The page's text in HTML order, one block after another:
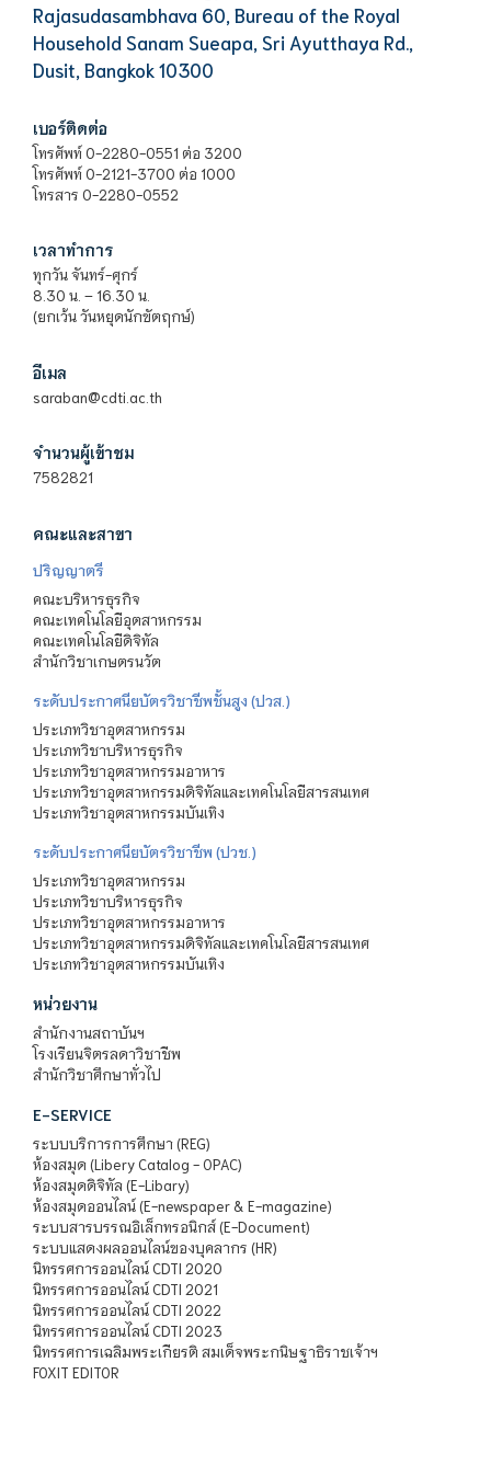
Rajasudasambhava 60, Bureau of the Royal
Household Sanam Sueapa, Sri Ayutthaya Rd.,
Dusit, Bangkok 10300
เบอร์ติดต่อ
โทรศัพท์ 0-2280-0551 ต่อ 3200
โทรศัพท์ 0-2121-3700 ต่อ 1000
โทรสาร 0-2280-0552
เวลาทำการ
ทุกวัน จันทร์-ศุกร์
8.30 น. – 16.30 น.
(ยกเว้น วันหยุดนักขัตฤกษ์)
อีเมล
saraban@cdti.ac.th
จำนวนผู้เข้าชม
7582821
คณะและสาขา
ปริญญาตรี
คณะบริหารธุรกิจ
คณะเทคโนโลยีอุตสาหกรรม
คณะเทคโนโลยีดิจิทัล
สำนักวิชาเกษตรนวัต
ระดับประกาศนียบัตรวิชาชีพชั้นสูง (ปวส.)
ประเภทวิชาอุตสาหกรรม
ประเภทวิชาบริหารธุรกิจ
ประเภทวิชาอุตสาหกรรมอาหาร
ประเภทวิชาอุตสาหกรรมดิจิทัลและเทคโนโลยีสารสนเทศ
ประเภทวิชาอุตสาหกรรมบันเทิง
ระดับประกาศนียบัตรวิชาชีพ (ปวช.)
ประเภทวิชาอุตสาหกรรม
ประเภทวิชาบริหารธุรกิจ
ประเภทวิชาอุตสาหกรรมอาหาร
ประเภทวิชาอุตสาหกรรมดิจิทัลและเทคโนโลยีสารสนเทศ
ประเภทวิชาอุตสาหกรรมบันเทิง
หน่วยงาน
สำนักงานสถาบันฯ
โรงเรียนจิตรลดาวิชาชีพ
สำนักวิชาศึกษาทั่วไป
E-SERVICE
ระบบบริการการศึกษา (REG)
ห้องสมุด (Libery Catalog - OPAC)
ห้องสมุดดิจิทัล (E-Libary)
ห้องสมุดออนไลน์ (E-newspaper & E-magazine)
ระบบสารบรรณอิเล็กทรอนิกส์ (E-Document)
ระบบแสดงผลออนไลน์ของบุคลากร (HR)
นิทรรศการออนไลน์ CDTI 2020
นิทรรศการออนไลน์ CDTI 2021
นิทรรศการออนไลน์ CDTI 2022
นิทรรศการออนไลน์ CDTI 2023
นิทรรศการเฉลิมพระเกียรติ สมเด็จพระกนิษฐาธิราชเจ้าฯ
FOXIT EDITOR